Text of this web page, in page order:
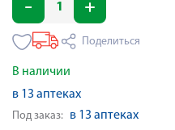
Поделиться
В наличии
в 13 аптеках
Под заказ: в 13 аптеках